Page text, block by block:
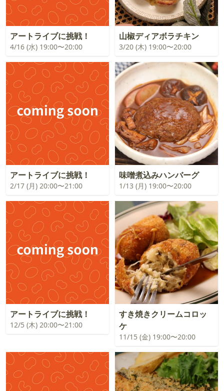
アートライブに挑戦！
4/16 (水) 19:00〜20:00
山椒ディアボラチキン
3/20 (木) 19:00〜20:00
アートライブに挑戦！
2/17 (月) 20:00〜21:00
味噌煮込みハンバーグ
1/13 (月) 19:00〜20:00
アートライブに挑戦！
12/5 (木) 20:00〜21:00
すき焼きクリームコロッ
ケ
11/15 (金) 19:00〜20:00